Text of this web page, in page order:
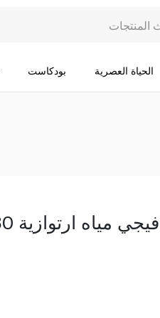
الحياة العصرية بودكاست